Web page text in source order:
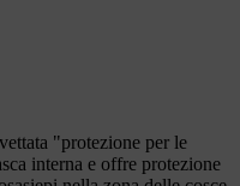
"protezione per le
interna e offre protezione